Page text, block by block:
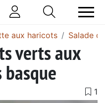
aux haricots Salade
verts aux
basque